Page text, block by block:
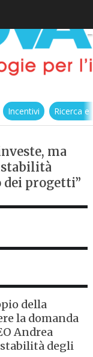
Incentivi Ricerca
ma
progetti”
della
la domanda
Andrea
degli